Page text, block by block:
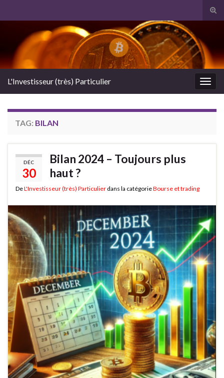
Search for:
L'Investisseur (très) Particulier
TAG: BILAN
DÉC
30
Bilan 2024 – Toujours plus
haut ?
DeL'Investisseur (très) Particulier dans la catégorieBourse et trading